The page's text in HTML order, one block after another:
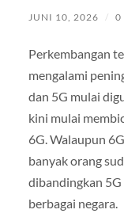
JUNI 10, 2026 / 0
Perkembangan
mengalami
dan 5G mulai
kini mulai
6G. Walaupun
banyak orang
dibandingkan 5G
berbagai negara.